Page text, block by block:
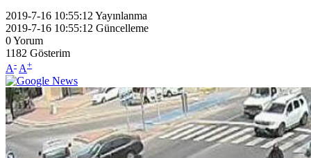
2019-7-16 10:55:12 Yayınlanma
2019-7-16 10:55:12 Güncelleme
0Yorum
1182 Gösterim
A- A+